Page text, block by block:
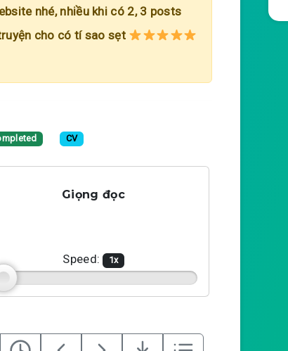
nhé, nhiều khi có 2, 3 posts
cho có tí sao sẹt
CV
Giọng đọc
Speed: 1x